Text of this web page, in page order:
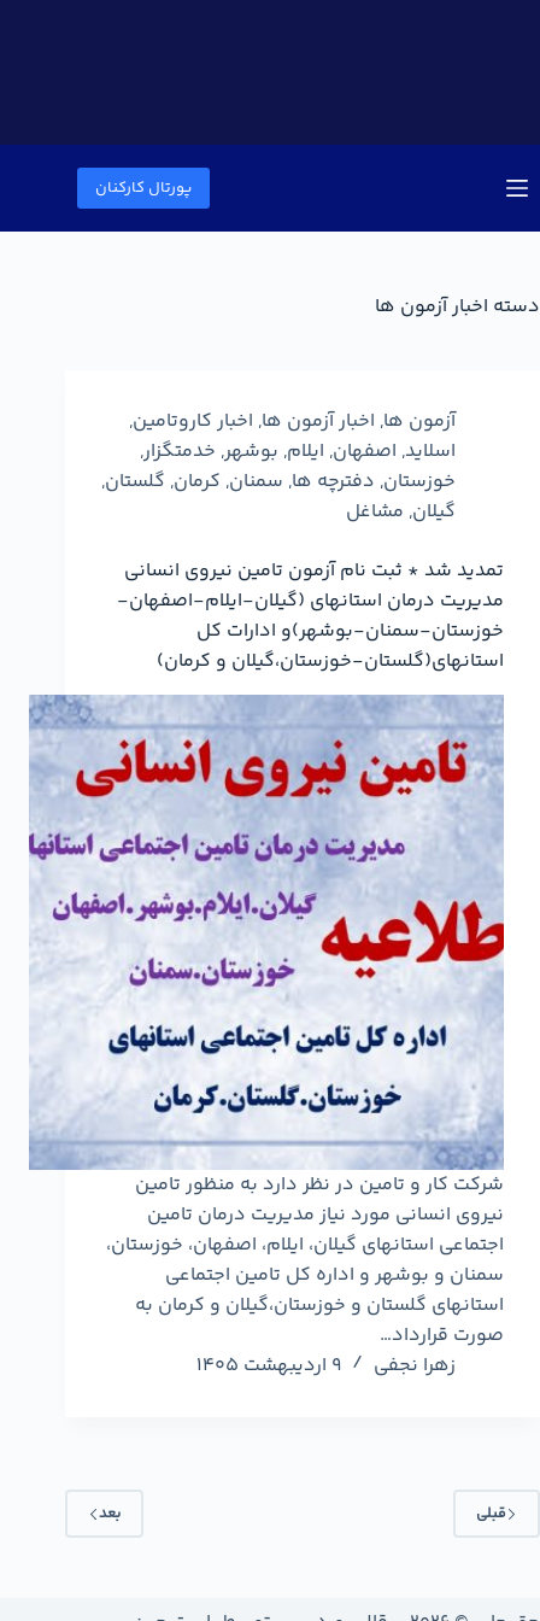
پورتال کارکنان
دسته اخبار آزمون ها
آزمون ها, اخبار آزمون ها, اخبار کاروتامین,
اسلاید, اصفهان, ایلام, بوشهر, خدمتگزار,
خوزستان, دفترچه ها, سمنان, کرمان, گلستان,
گیلان, مشاغل
تمدید شد * ثبت نام آزمون تامین نیروی انسانی
مدیریت درمان استانهای (گیلان-ایلام-اصفهان-
خوزستان-سمنان-بوشهر)و ادارات کل
استانهای(گلستان-خوزستان،گیلان و کرمان)
شرکت کار و تامین در نظر دارد به منظور تامین
نیروی انسانی مورد نیاز مدیریت درمان تامین
اجتماعی استانهای گیلان، ایلام، اصفهان، خوزستان،
سمنان و بوشهر و اداره کل تامین اجتماعی
استانهای گلستان و خوزستان،گیلان و کرمان به
صورت قرارداد…
زهرا نجفی
9 اردیبهشت 1405
قبلی بعد